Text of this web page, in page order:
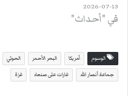
2026-07-13
في "أحداث"
الوسوم أمريكا البحر الأحمر الحوثي
جماعة أنصار الله غارات على صنعاء غزة